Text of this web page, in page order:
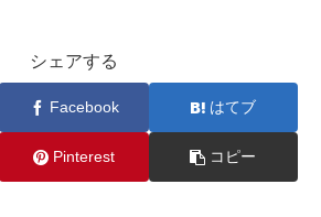
シェアする
Facebook はてブ
Pinterest コピー